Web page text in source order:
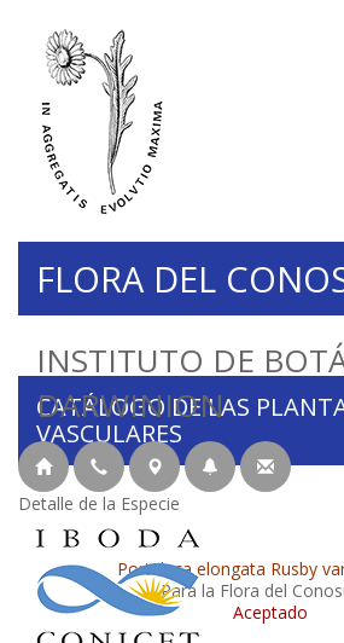
INSTITUTO DE
DARWINION
FLORA DEL
CATÁLOGO DE LAS
VASCULARES
Detalle de la Especie
Portulaca elongata Rusby
Para la Flora del
Aceptado